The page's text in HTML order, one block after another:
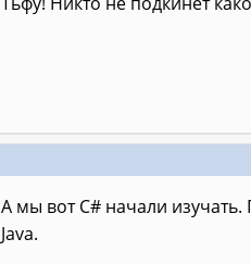
А мы вот C# начали изучать.
Java.